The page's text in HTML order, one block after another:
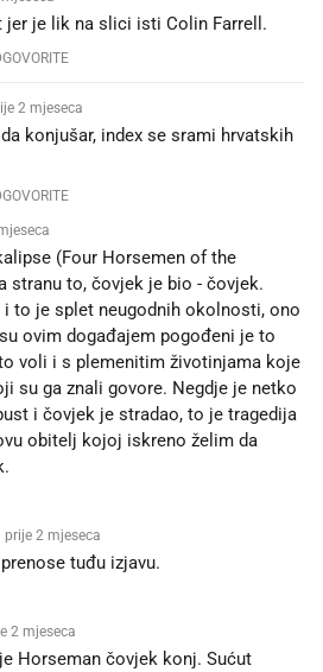
jer je lik na slici isti Colin Farrell.
2 mjeseca
konjušar, index se srami hrvatskih
(Four Horsemen of the
stranu to, čovjek je bio - čovjek.
to je splet neugodnih okolnosti, ono
ovim događajem pogođeni je to
voli i s plemenitim životinjama koje
su ga znali govore. Negdje je netko
i čovjek je stradao, to je tragedija
obitelj kojoj iskreno želim da
prije 2 mjeseca
tuđu izjavu.
2 mjeseca
Horseman čovjek konj. Sućut